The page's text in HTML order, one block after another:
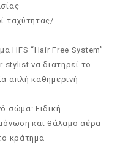
ταχύτητας/
HFS “Hair Free System”
stylist να διατηρεί το
απλή καθημερινή
σώμα: Ειδική
και θάλαμο αέρα
κράτημα